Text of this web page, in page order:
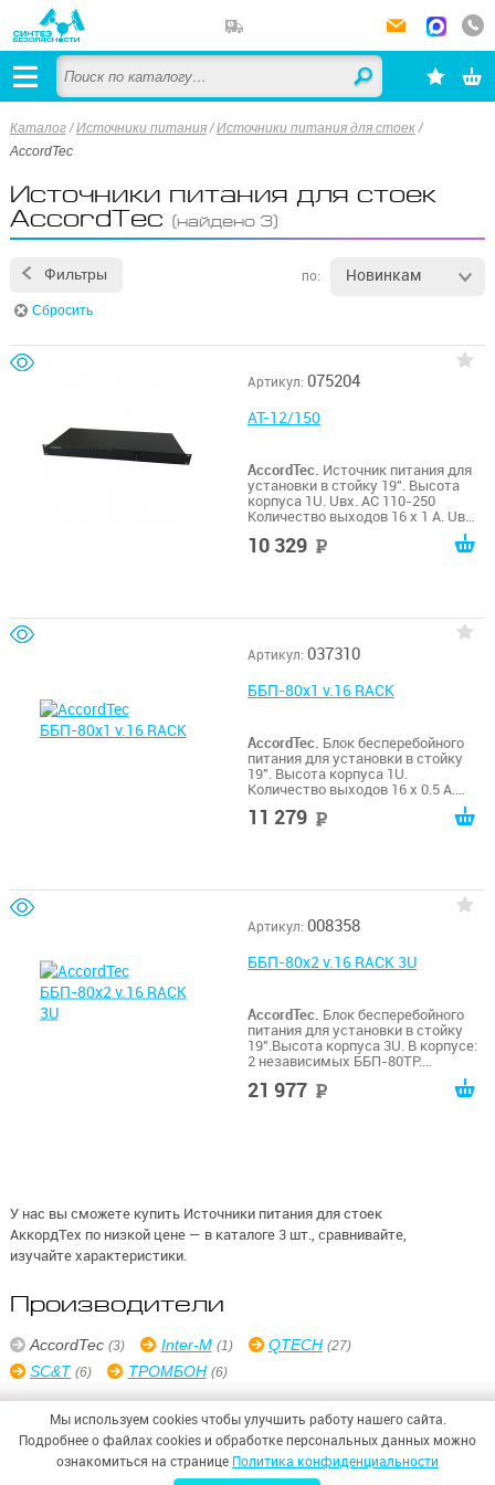
Каталог /Источники питания /Источники питания для стоек/
AccordTec
Источники питания для стоек
AccordTec (найдено 3)
Фильтры по: Новинкам
Сбросить
Артикул: 075204
AT-12/150
AccordTec. Источник питания для
установки в стойку 19". Высота
корпуса 1U. Uвх. AC 110-250
Количество выходов 16 х 1 А. Uвых
DC 12,6 В (регулируется от 11.7 до
14.7 В ± 5%). Рабочая температура :
10 329
Артикул: 037310
ББП-80х1 v.16 RACK
AccordTec. Блок бесперебойного
питания для установки в стойку
19". Высота корпуса 1U.
Количество выходов 16 х 0.5 А.
внешней АКБ. Габаритные
11 279
Артикул: 008358
ББП-80х2 v.16 RACK 3U
AccordTec. Блок бесперебойного
питания для установки в стойку
19".Высота корпуса 3U. В корпусе:
2 независимых ББП-80ТР.
Возможность установки до 4-х
21 977
У нас вы сможете купить Источники питания для стоек
АккордТех по низкой цене — в каталоге 3 шт., сравнивайте,
изучайте характеристики.
Производители
AccordTec (3) Inter-M (1) QTECH (27)
SC&T (6) ТРОМБОН (6)
Мы используем cookies чтобы улучшить работу нашего сайта.
Подробнее о файлах cookies и обработке персональных данных можно
ознакомиться на странице Политика конфиденциальности